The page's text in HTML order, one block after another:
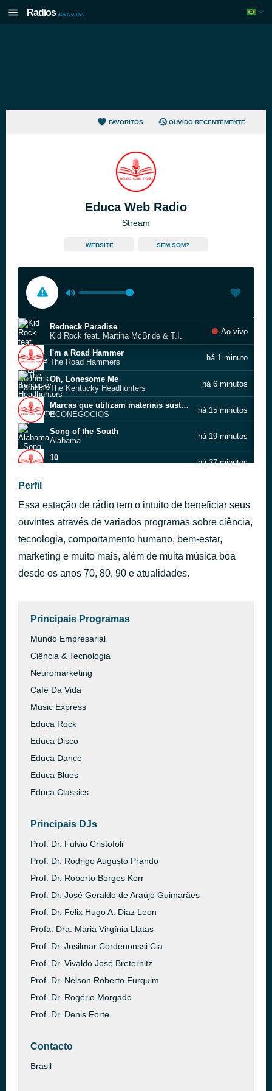
Radios aovivo.net
FAVORITOS OUVIDO RECENTEMENTE
Educa Web Radio
Stream
WEBSITE SEM SOM?
Redneck Paradise
Kid Rock feat. Martina McBride & T.I.
Ao vivo
I'm a Road Hammer
The Road Hammers
há 1 minuto
Oh, Lonesome Me
The Kentucky Headhunters
há 6 minutos
Marcas que utilizam materiais sustentáveis e processos de produção ecológicos
ECONEGÓCIOS
há 15 minutos
Song of the South
Alabama
há 19 minutos
10
há 27 minutos
Kiss My Country Ass (live)
Blake Shelton feat. Pistol Annies
A importância do planejamento estratégico para pequenas empresas há 44 minutos
He Gets That From Me
Reba McEntire
Perfil
Essa estação de rádio tem o intuito de beneficiar seus
ouvintes através de variados programas sobre ciência,
tecnologia, comportamento humano, bem-estar,
marketing e muito mais, além de muita música boa
desde os anos 70, 80, 90 e atualidades.
Principais Programas
Mundo Empresarial
Ciência & Tecnologia
Neuromarketing
Café Da Vida
Music Express
Educa Rock
Educa Disco
Educa Dance
Educa Blues
Educa Classics
Principais DJs
Prof. Dr. Fulvio Cristofoli
Prof. Dr. Rodrigo Augusto Prando
​Prof. Dr. Roberto Borges Kerr
​Prof. Dr. José Geraldo de Araújo Guimarães
Prof. Dr. Felix Hugo A. Diaz Leon
Profa. Dra. Maria Virgínia Llatas
​Prof. Dr. Josilmar Cordenonssi Cia
Prof. Dr. Vivaldo José Breternitz
Prof. Dr. Nelson Roberto Furquim
Prof. Dr. Rogério Morgado
Prof. Dr. Denis Forte
Contacto
Brasil